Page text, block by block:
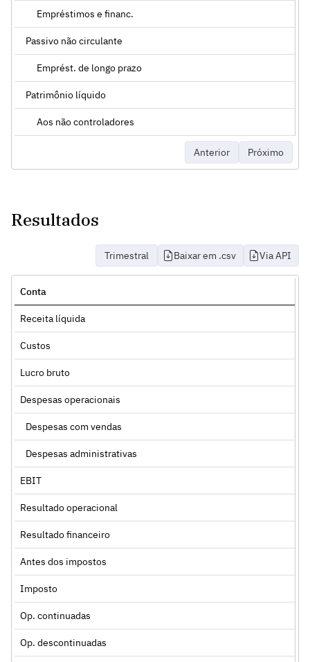
Empréstimos e financ.
Passivo não circulante
Emprést. de longo prazo
Patrimônio líquido
Aos não controladores
Anterior Próximo
Resultados
Trimestral Baixar em .csv Via API
Conta
Receita líquida
Custos
Lucro bruto
Despesas operacionais
Despesas com vendas
Despesas administrativas
EBIT
Resultado operacional
Resultado financeiro
Antes dos impostos
Imposto
Op. continuadas
Op. descontinuadas